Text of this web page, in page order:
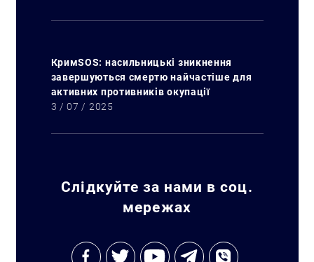
КримSOS: насильницькі зникнення
завершуються смертю найчастіше для
активних противників окупації
3 / 07 / 2025
Слідкуйте за нами в соц.
мережах